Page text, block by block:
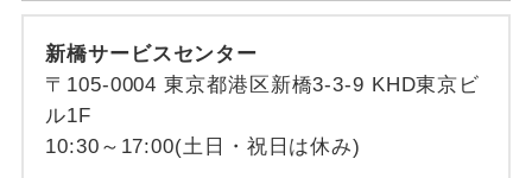
新橋サービスセンター
〒105-0004 東京都港区新橋3-3-9 KHD東京ビ
ル1F
10:30～17:00(土日・祝日は休み)